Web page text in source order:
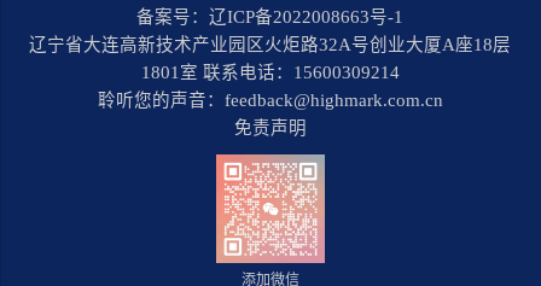
备案号：辽ICP备2022008663号-1
辽宁省大连高新技术产业园区火炬路32A号创业大厦A座18层
1801室 联系电话：15600309214
聆听您的声音：feedback@highmark.com.cn
免责声明
添加微信